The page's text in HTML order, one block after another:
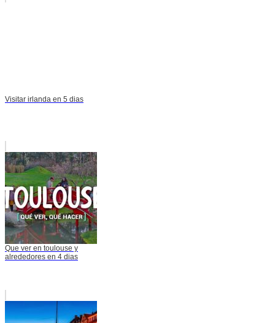
Visitar irlanda en 5 dias
Que ver en toulouse y
alrededores en 4 dias